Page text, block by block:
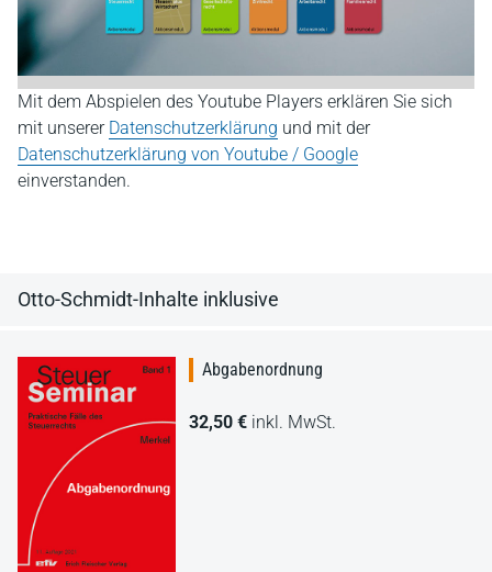
Mit dem Abspielen des Youtube Players erklären Sie sich
mit unserer Datenschutzerklärung und mit der
Datenschutzerklärung von Youtube / Google
einverstanden.
Otto-Schmidt-Inhalte inklusive
Abgabenordnung
32,50 € inkl. MwSt.